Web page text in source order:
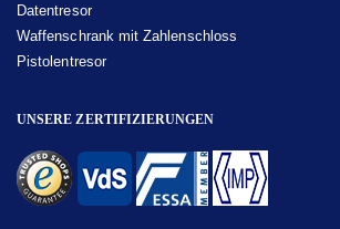
Datentresor
Waffenschrank mit Zahlenschloss
Pistolentresor
UNSERE ZERTIFIZIERUNGEN